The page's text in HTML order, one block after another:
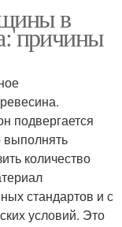
в
причины
подвергается
выполнять
количество
стандартов и с
условий. Это